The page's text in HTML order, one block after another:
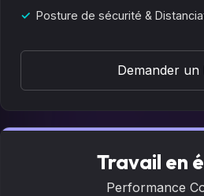
Posture de sécurité &
Demander un
Travail en
Performance